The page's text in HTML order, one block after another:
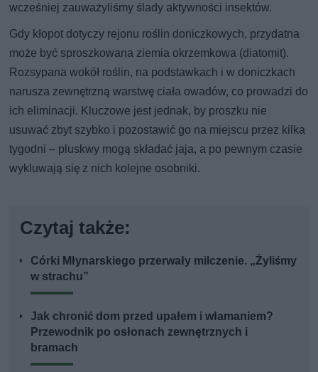
wcześniej zauważyliśmy ślady aktywności insektów.
Gdy kłopot dotyczy rejonu roślin doniczkowych, przydatna
może być sproszkowana ziemia okrzemkowa (diatomit).
Rozsypana wokół roślin, na podstawkach i w doniczkach
narusza zewnętrzną warstwę ciała owadów, co prowadzi do
ich eliminacji. Kluczowe jest jednak, by proszku nie
usuwać zbyt szybko i pozostawić go na miejscu przez kilka
tygodni – pluskwy mogą składać jaja, a po pewnym czasie
wykluwają się z nich kolejne osobniki.
Czytaj także:
Córki Młynarskiego przerwały milczenie. „Żyliśmy
w strachu”
Jak chronić dom przed upałem i włamaniem?
Przewodnik po osłonach zewnętrznych i
bramach